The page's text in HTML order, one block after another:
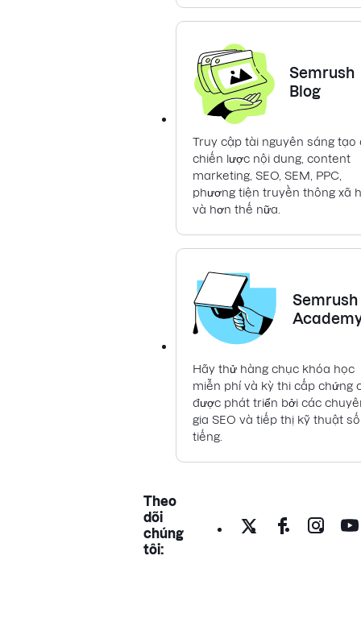
Semrush
Blog
Truy cập tài nguyên sáng tạo
chiến lược nội dung, content
marketing, SEO, SEM, PPC,
phương tiện truyền thông xã
và hơn thế nữa.
Semrush
Hãy thử hàng chục khóa học
miễn phí và kỳ thi cấp chứng
được phát triển bởi các
gia SEO và tiếp thị kỹ thuật
tiếng.
Theo
dõi
chúng
tôi: